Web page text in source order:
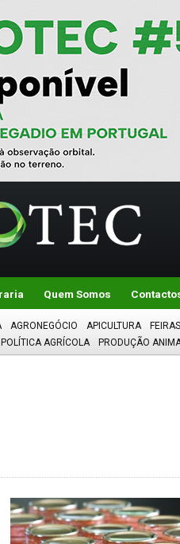
Quem Somos
AGRONEGÓCIO APICULTURA
POLÍTICA AGRÍCOLA PRODUÇÃO